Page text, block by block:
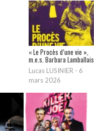
« Le Procès d’une vie »,
m.e.s. Barbara Lamballais
Lucas LUSINIER - 6
mars 2026